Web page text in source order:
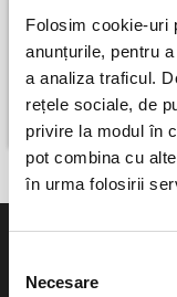
Folosim cookie-uri
anunțurile, pentru
a analiza traficul.
rețele sociale, de
privire la modul în
pot combina cu
în urma folosirii
consimțământului
Necesare
Abonamente FC
Botosani
perioada 8 iun - 8 iun